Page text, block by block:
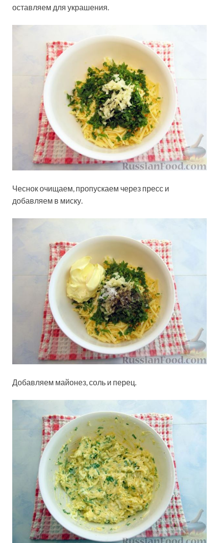
оставляем для украшения.
Чеснок очищаем, пропускаем через пресс и
добавляем в миску.
Добавляем майонез, соль и перец.